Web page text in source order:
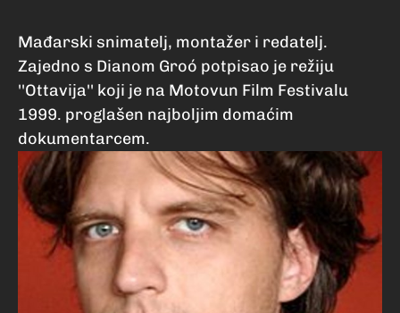
Mađarski snimatelj, montažer i redatelj.
Zajedno s Dianom Groó potpisao je režiju
''Ottavija'' koji je na Motovun Film Festivalu
1999. proglašen najboljim domaćim
dokumentarcem.